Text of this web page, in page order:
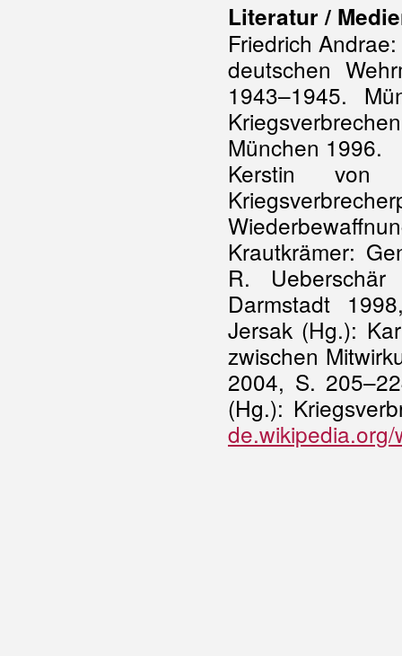
Literatur /
Friedrich
deutschen
1943–1945.
München 1996.
Kerstin von
Krautkrämer:
R.
Darmstadt
Jersak (Hg.):
zwischen
2004, S.
(Hg.):